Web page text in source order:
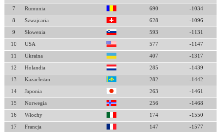
7 Rumunia 690 -1034
8 Szwajcaria 628 -1096
9 Słowenia 593 -1131
10 USA 577 -1147
11 Ukraina 407 -1317
12 Holandia 285 -1439
13 Kazachstan 282 -1442
14 Japonia 263 -1461
15 Norwegia 256 -1468
16 Włochy 174 -1550
17 Francja 147 -1577